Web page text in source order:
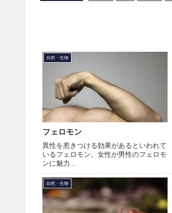
自然・生物
フェロモン
異性を惹きつける効果があるといわれて
いるフェロモン。女性が男性のフェロモ
ンに魅力...
自然・生物